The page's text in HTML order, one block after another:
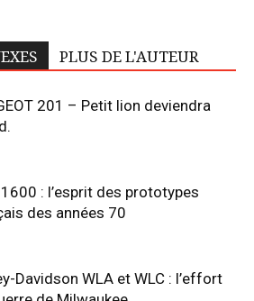
PLUS DE L'AUTEUR
201 – Petit lion deviendra
: l’esprit des prototypes
des années 70
Davidson WLA et WLC : l’effort